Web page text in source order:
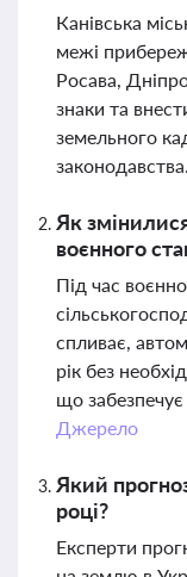
Канівська
межі
Росава,
знаки та
земельного
законодавства.
Як
воєнного
Під час
спливає,
рік без
що забезпечує
Джерело
Який
році?
Експерти